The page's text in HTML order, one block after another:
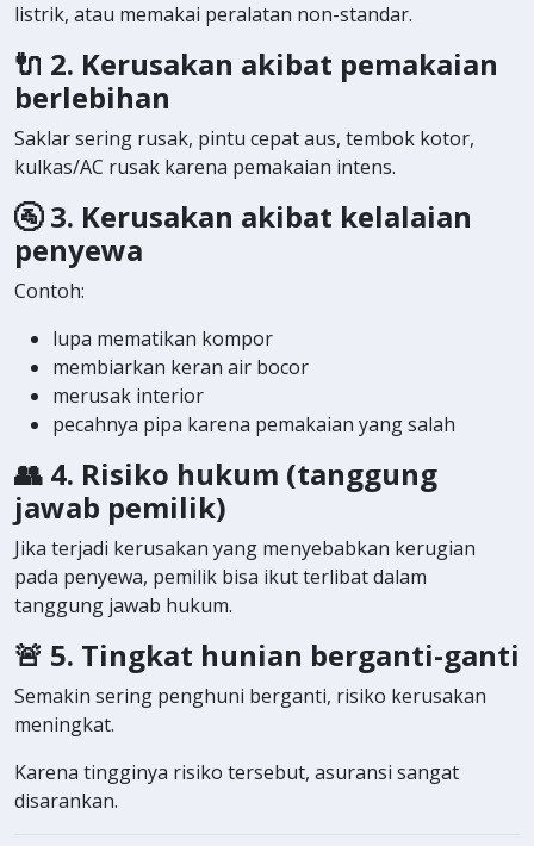
listrik, atau memakai peralatan non-standar.
🔌 2. Kerusakan akibat pemakaian
berlebihan
Saklar sering rusak, pintu cepat aus, tembok kotor,
kulkas/AC rusak karena pemakaian intens.
🚰3. Kerusakan akibat kelalaian
penyewa
Contoh:
lupa mematikan kompor
membiarkan keran air bocor
merusak interior
pecahnya pipa karena pemakaian yang salah
👥 4. Risiko hukum (tanggung
jawab pemilik)
Jika terjadi kerusakan yang menyebabkan kerugian
pada penyewa, pemilik bisa ikut terlibat dalam
tanggung jawab hukum.
🚨 5. Tingkat hunian berganti-ganti
Semakin sering penghuni berganti, risiko kerusakan
meningkat.
Karena tingginya risiko tersebut, asuransi sangat
disarankan.